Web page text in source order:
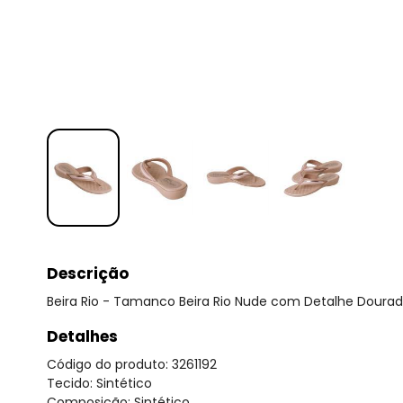
Descrição
Beira Rio - Tamanco Beira Rio Nude com Detalhe
Detalhes
Código do produto: 3261192
Tecido: Sintético